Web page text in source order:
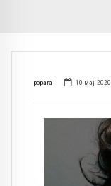
popara 10 мај, 2020